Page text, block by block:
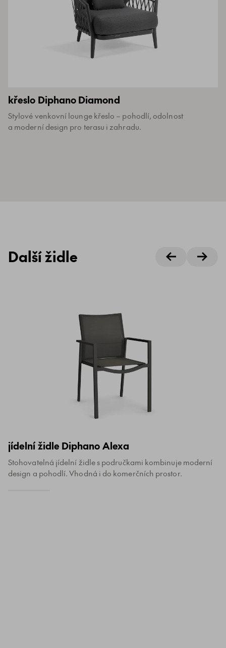
křeslo Diphano Diamond
Stylové venkovní lounge křeslo – pohodlí, odolnost
a moderní design pro terasu i zahradu.
Další židle
jídelní židle Diphano Alexa
Stohovatelná jídelní židle s područkami kombinuje moderní
design a pohodlí. Vhodná i do komerčních prostor.